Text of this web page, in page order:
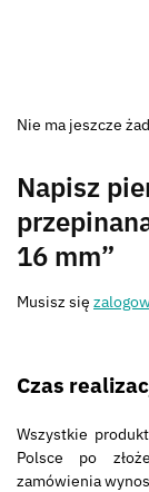
Nie ma jeszcze
Napisz
16 mm”
Musisz się
Czas
Wszystkie
Polsce po
zamówienia